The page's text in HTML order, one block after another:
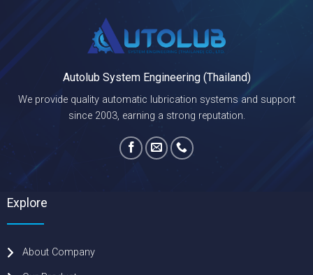
Autolub System Engineering (Thailand)
We provide quality automatic lubrication systems and support
since 2003, earning a strong reputation.
Explore
About Company